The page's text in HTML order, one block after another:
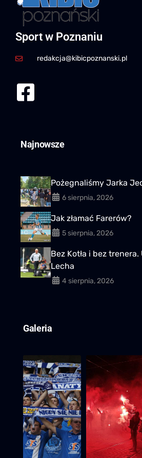
Sport w Poznaniu
redakcja@kibicpoznanski.pl
Najnowsze
Pożegnaliśmy Jarka
6 sierpnia, 2026
Jak złamać Farerów?
5 sierpnia, 2026
Bez Kotła i bez trenera.
Lecha
4 sierpnia, 2026
Galeria